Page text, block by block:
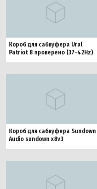
Короб для сабвуфера Ural
Patriot 8 проверено (37-42Hz)
Короб для сабвуфера Sundown
Audio sundown x8v3